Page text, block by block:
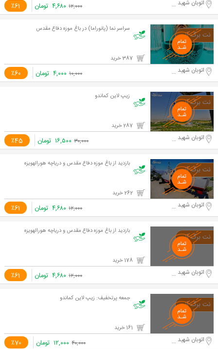
٪61 اتوبان شهید حقانی ۱۲,۰۰۰ ۴,۶۸۰ تومان
سراسر نما (پانوراما) در باغ موزه دفاع مقدس
٪60 اتوبان شهید حقانی ۱۰,۰۰۰ ۴,۰۰۰ تومان
زیپ لاین کماندو
٪45 اتوبان شهید حقانی ۳۰,۰۰۰ ۱۶,۵۰۰ تومان
بازدید از باغ موزه دفاع مقدس و دریاچه هورالهویزه
٪61 اتوبان شهید حقانی ۱۲,۰۰۰ ۴,۶۸۰ تومان
بازدید از باغ موزه دفاع مقدس و دریاچه هورالهویزه
٪61 اتوبان شهید حقانی ۱۲,۰۰۰ ۴,۶۸۰ تومان
جمعه پرتخفیف: زیپ لاین کماندو
٪70 اتوبان شهید حقانی ۴۰,۰۰۰ ۱۲,۰۰۰ تومان